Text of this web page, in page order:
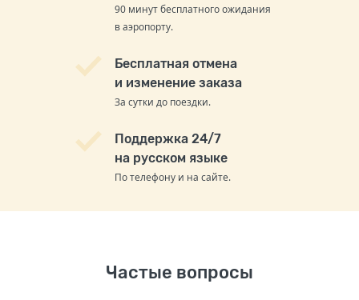
90 минут бесплатного ожидания
в аэропорту.
Бесплатная отмена
и изменение заказа
За сутки до поездки.
Поддержка 24/7
на русском языке
По телефону и на сайте.
Частые вопросы